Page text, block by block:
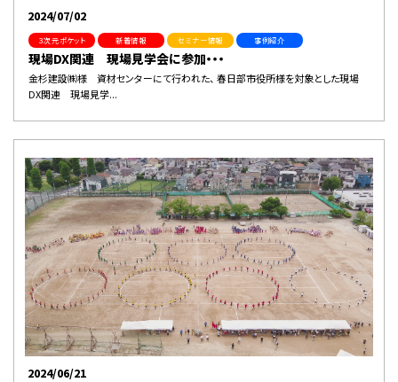
2024/07/02
３次元ポケット 新着情報 セミナー情報 事例紹介
現場DX関連 現場見学会に参加・・・
金杉建設㈱様 資材センターにて行われた、 春日部市役所様を対象とした現場
DX関連 現場見学...
2024/06/21